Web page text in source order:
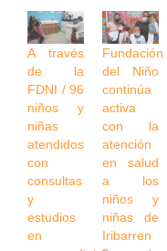
A través
de la
FDNI / 96
niños y
niñas
atendidos
con
consultas
y
estudios
en
Fundación
del Niño
continúa
activa
con la
atención
en salud
a los
niños y
niñas de
Iribarren